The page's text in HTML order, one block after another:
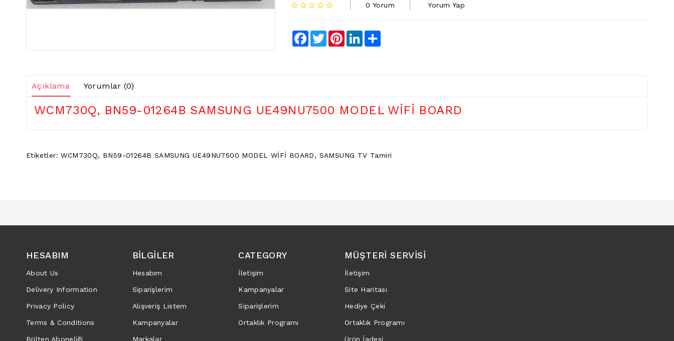
0 Yorum Yorum Yap
Facebook
TwitterPinterestLinkedIn
Açıklama Yorumlar (0)
WCM730Q, BN59-01264B SAMSUNG UE49NU7500 MODEL WİFİ BOARD
Etiketler:WCM730Q, BN59-01264B SAMSUNG UE49NU7500 MODEL WİFİ BOARD, SAMSUNG TV Tamiri
HESABIM
About Us
Delivery Information
Privacy Policy
Terms & Conditions
Bülten Aboneliği
BILGILER
Hesabım
Siparişlerim
Alışveriş Listem
Kampanyalar
Markalar
CATEGORY
İletişim
Kampanyalar
Siparişlerim
Ortaklık Programı
MÜŞTERI SERVISI
İletişim
Site Haritası
Hediye Çeki
Ortaklık Programı
Ürün İadesi